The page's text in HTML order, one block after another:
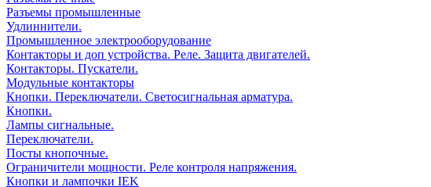
Разъемы промышленные
Удлиннители.
Промышленное электрооборудование
Контакторы и доп устройства. Реле. Защита двигателей.
Контакторы. Пускатели.
Модульные контакторы
Кнопки. Переключатели. Светосигнальная арматура.
Кнопки.
Лампы сигнальные.
Переключатели.
Посты кнопочные.
Ограничители мощности. Реле контроля напряжения.
Кнопки и лампочки IEK